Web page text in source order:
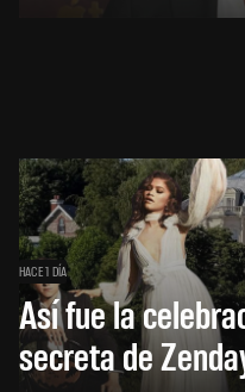
HACE 1 DÍA
Así fue la
secreta de